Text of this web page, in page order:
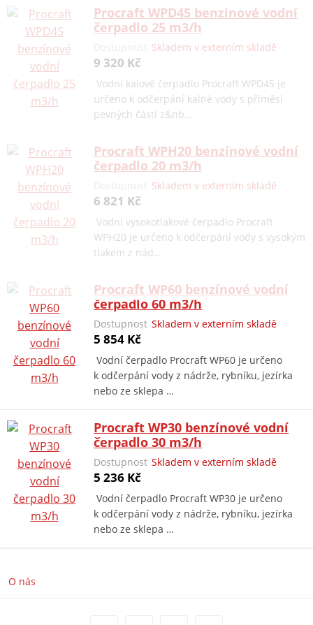
Procraft WPD45 benzínové vodní
čerpadlo 25 m3/h
Skladem v externím skladě
9 320 Kč
Vodní kalové čerpadlo Procraft WPD45 je
určeno k odčerpání kalné vody s příměsí
pevných částí z&nb…
Procraft WPH20 benzínové vodní
čerpadlo 20 m3/h
Skladem v externím skladě
6 821 Kč
Vodní vysokotlakové čerpadlo Procraft
WPH20 je určeno k odčerpání vody s vysokým
tlakem z nád…
Procraft WP60 benzínové vodní
čerpadlo 60 m3/h
Dostupnost Skladem v externím skladě
5 854 Kč
Vodní čerpadlo Procraft WP60 je určeno
k odčerpání vody z nádrže, rybníku, jezírka
nebo ze sklepa …
Procraft WP30 benzínové vodní
čerpadlo 30 m3/h
Dostupnost Skladem v externím skladě
5 236 Kč
Vodní čerpadlo Procraft WP30 je určeno
k odčerpání vody z nádrže, rybníku, jezírka
nebo ze sklepa …
O nás